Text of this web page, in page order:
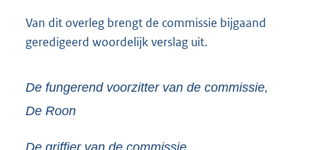
Van dit overleg brengt de commissie bijgaand
geredigeerd woordelijk verslag uit.
De fungerend voorzitter van de commissie,
De Roon